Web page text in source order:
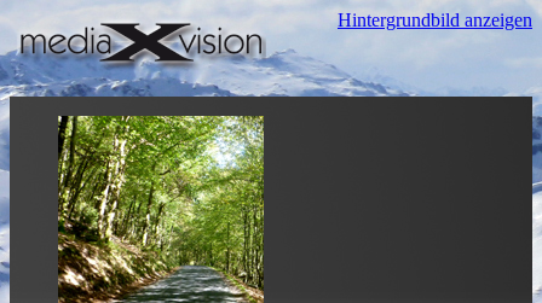
Hintergrundbild anzeigen